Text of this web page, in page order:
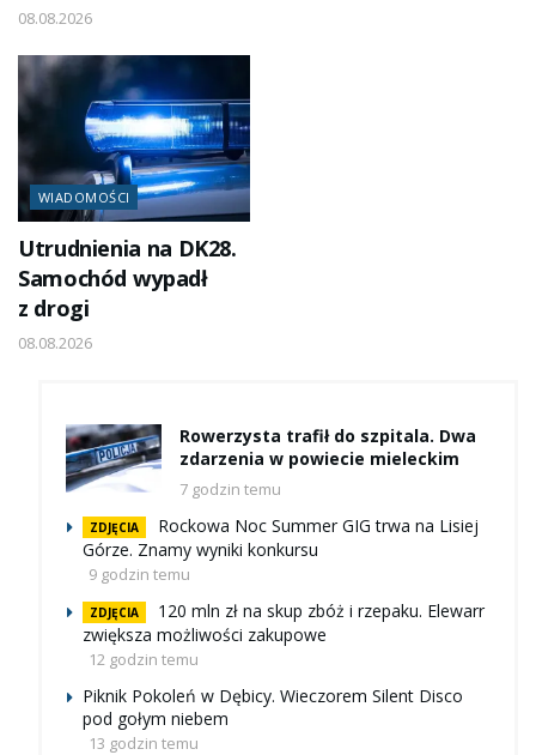
08.08.2026
WIADOMOŚCI
Utrudnienia na DK28.
Samochód wypadł
z drogi
08.08.2026
Rowerzysta trafił do szpitala. Dwa
zdarzenia w powiecie mieleckim
7 godzin temu
ZDJĘCIA
Rockowa Noc Summer GIG trwa na Lisiej
Górze. Znamy wyniki konkursu
9 godzin temu
ZDJĘCIA
120 mln zł na skup zbóż i rzepaku. Elewarr
zwiększa możliwości zakupowe
12 godzin temu
Piknik Pokoleń w Dębicy. Wieczorem Silent Disco
pod gołym niebem
13 godzin temu